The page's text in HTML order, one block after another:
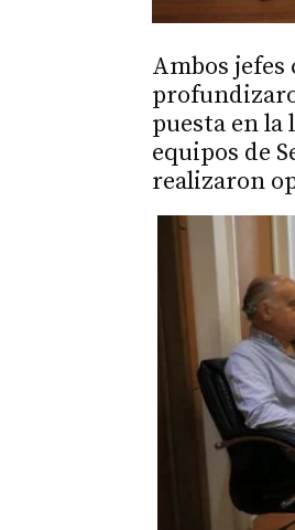
Ambos
puesta en la
equipos de
realizaron